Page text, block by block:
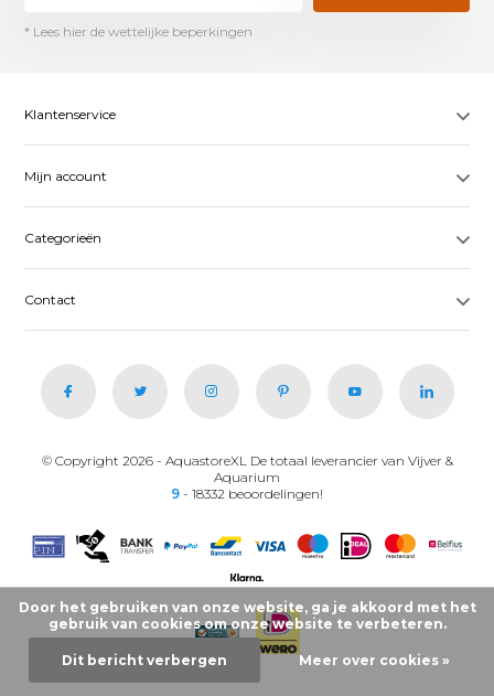
* Lees hier de wettelijke beperkingen
Klantenservice
Mijn account
Categorieën
Contact
© Copyright 2026 - AquastoreXL De totaal leverancier van Vijver &
Aquarium
9 - 18332 beoordelingen!
Door het gebruiken van onze website, ga je akkoord met het
gebruik van cookies om onze website te verbeteren.
Dit bericht verbergen Meer over cookies »